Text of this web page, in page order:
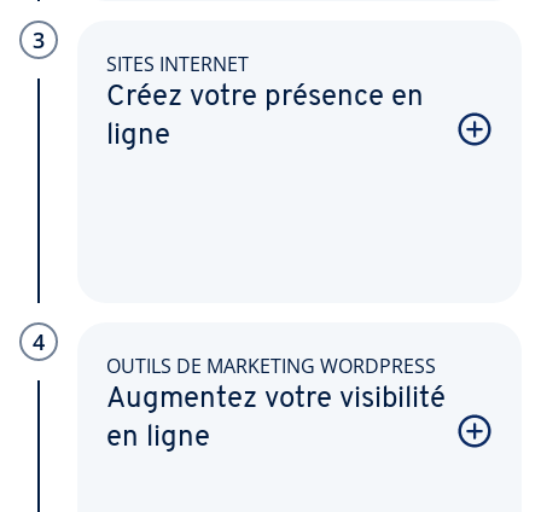
3
SITES INTERNET
Créez votre présence en
ligne
4
OUTILS DE MARKETING WORDPRESS
Augmentez votre visibilité
en ligne